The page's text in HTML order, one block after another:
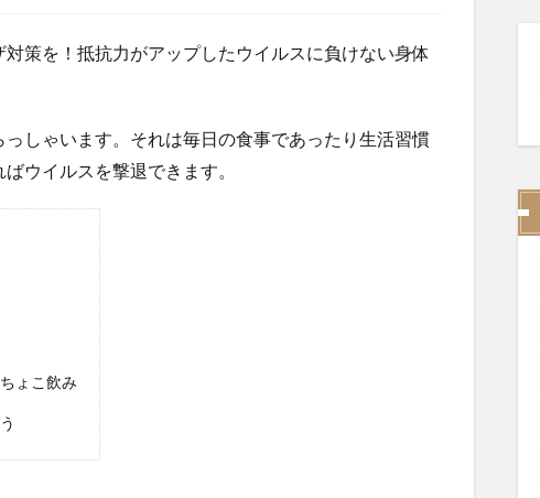
策を！抵抗力がアップしたウイルスに負けない身体
しゃいます。それは毎日の食事であったり生活習慣
ウイルスを撃退できます。
ょこ飲み